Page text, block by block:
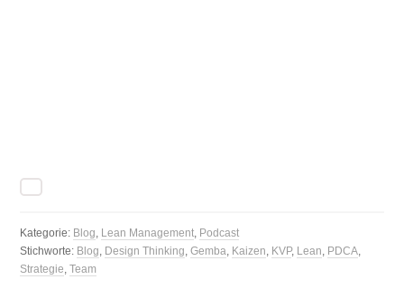
Kategorie: Blog, Lean Management, Podcast
Stichworte: Blog, Design Thinking,Gemba, Kaizen, KVP, Lean, PDCA,
Strategie,Team